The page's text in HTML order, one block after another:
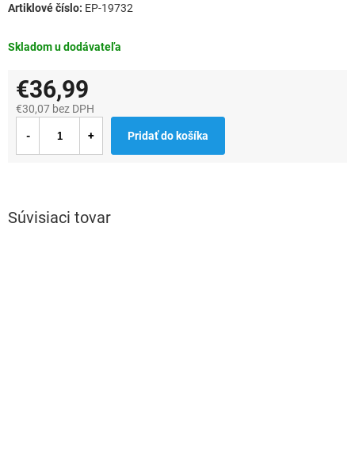
Skladom u dodávateľa
EP-19732
€36,99
€30,07 bez DPH
cena:
Pridať do košíka
Súvisiaci tovar